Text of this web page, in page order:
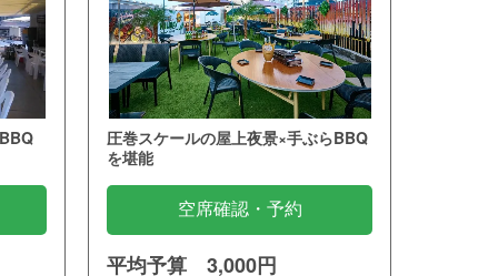
圧巻スケールの屋上夜景×手ぶらBBQ
を堪能
空席確認・予約
平均予算 3,000円